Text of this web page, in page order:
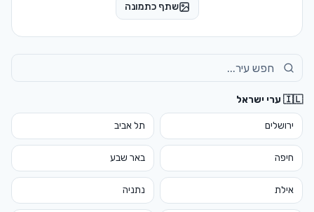
שתף כתמונה
🇮🇱 ערי ישראל
ירושלים תל אביב
חיפה באר שבע
אילת נתניה